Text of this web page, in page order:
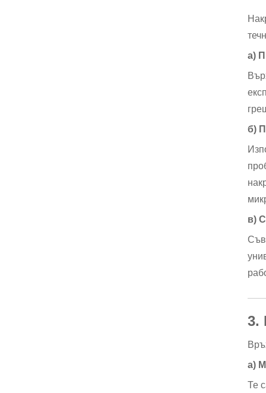
а)
б)
в)
3.
а)
Те